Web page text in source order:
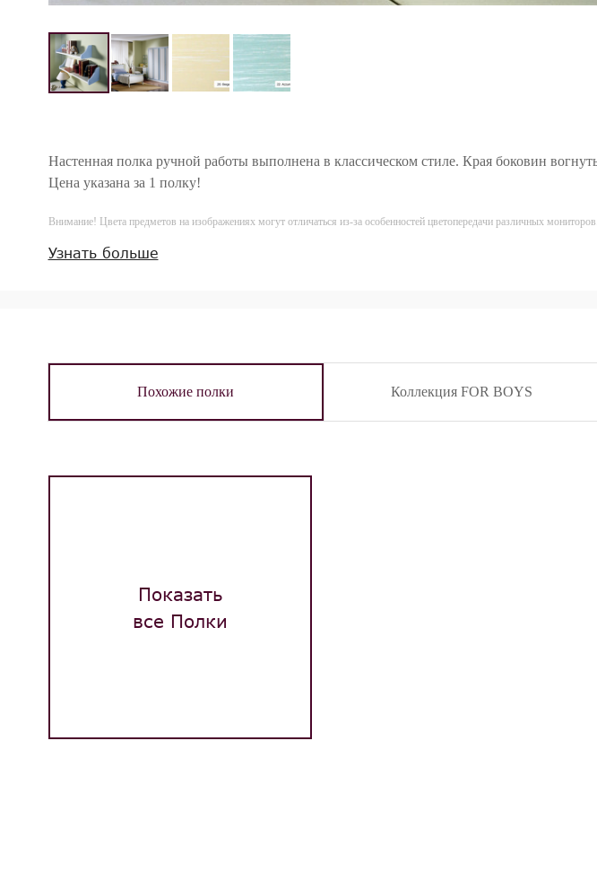
Настенная полка ручной работы выполнена в классическом стиле. Края боковин
Цена указана за 1 полку!
Внимание! Цвета предметов на изображениях могут отличаться из-за особенностей цветопередачи различных мониторов.
Узнать больше
Похожие полки Коллекция FOR BOYS
Показать
все Полки